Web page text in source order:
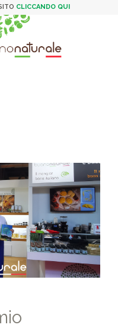
CLICCANDO QUI